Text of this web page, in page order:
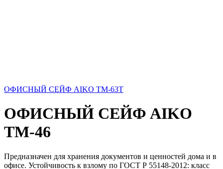
ОФИСНЫЙ СЕЙФ AIKO TM-63T
ОФИСНЫЙ СЕЙФ AIKO
ТМ-46
Предназначен для хранения документов и ценностей дома и в
офисе. Устойчивость к взлому по ГОСТ Р 55148-2012: класс